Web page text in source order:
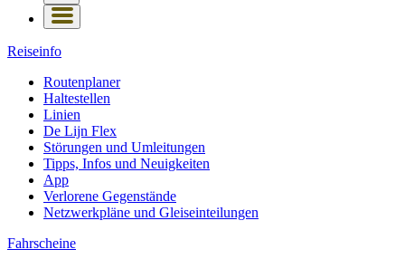
Reiseinfo
Routenplaner
Haltestellen
Linien
De Lijn Flex
Störungen und Umleitungen
Tipps, Infos und Neuigkeiten
App
Verlorene Gegenstände
Netzwerkpläne und Gleiseinteilungen
Fahrscheine